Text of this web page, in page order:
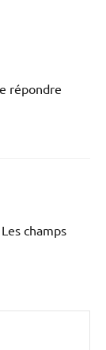
répondre
Les champs